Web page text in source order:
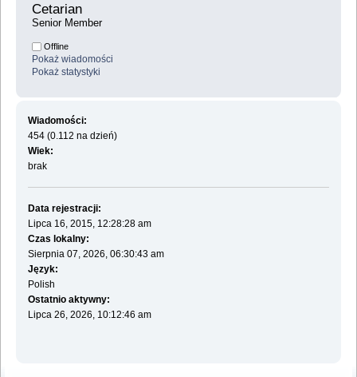
Cetarian
Senior Member
Offline
Pokaż wiadomości
Pokaż statystyki
Wiadomości:
454 (0.112 na dzień)
Wiek:
brak
Data rejestracji:
Lipca 16, 2015, 12:28:28 am
Czas lokalny:
Sierpnia 07, 2026, 06:30:43 am
Język:
Polish
Ostatnio aktywny:
Lipca 26, 2026, 10:12:46 am